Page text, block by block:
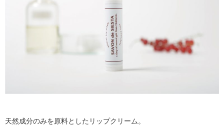
天然成分のみを原料としたリップクリーム。